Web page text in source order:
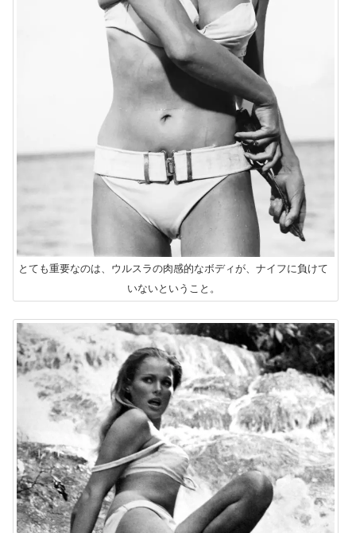
とても重要なのは、ウルスラの肉感的なボディが、ナイフに負けて
いないということ。